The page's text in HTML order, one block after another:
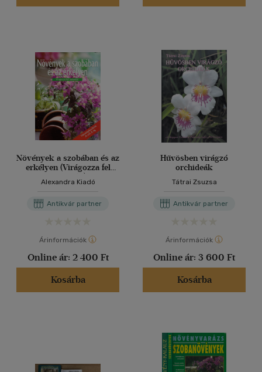
Növények a szobában és az
erkélyen (Virágozza fel
otthonát!)
Alexandra Kiadó
Antikvár partner
Árinformációk
Online ár: 2 400 Ft
Kosárba
Hűvösben virágzó
orchideák
Tátrai Zsuzsa
Antikvár partner
Árinformációk
Online ár: 3 600 Ft
Kosárba